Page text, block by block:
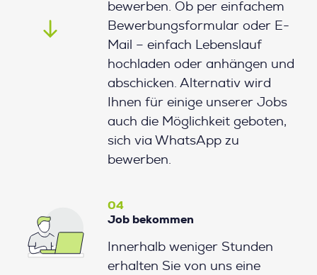
bewerben. Ob per einfachem
Bewerbungsformular oder E-
Mail – einfach Lebenslauf
hochladen oder anhängen und
abschicken. Alternativ wird
Ihnen für einige unserer Jobs
auch die Möglichkeit geboten,
sich via WhatsApp zu
bewerben.
04
Job bekommen
Innerhalb weniger Stunden
erhalten Sie von uns eine